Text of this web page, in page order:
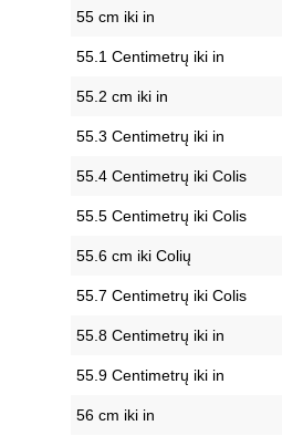
55 cm iki in
55.1 Centimetrų iki in
55.2 cm iki in
55.3 Centimetrų iki in
55.4 Centimetrų iki Colis
55.5 Centimetrų iki Colis
55.6 cm iki Colių
55.7 Centimetrų iki Colis
55.8 Centimetrų iki in
55.9 Centimetrų iki in
56 cm iki in